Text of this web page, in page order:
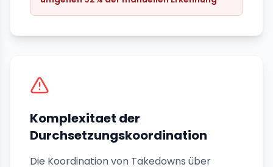
Komplexitaet der
Durchsetzungskoordination
Die Koordination von Takedowns über